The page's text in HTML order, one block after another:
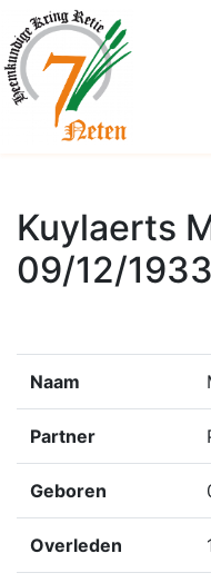
Kuylaerts
09/12/
Naam
Partner
Geboren
Overleden